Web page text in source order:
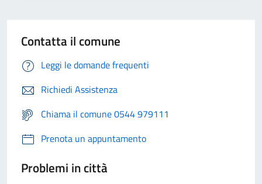
Contatta il comune
Leggi le domande frequenti
Richiedi Assistenza
Chiama il comune 0544 979111
Prenota un appuntamento
Problemi in città